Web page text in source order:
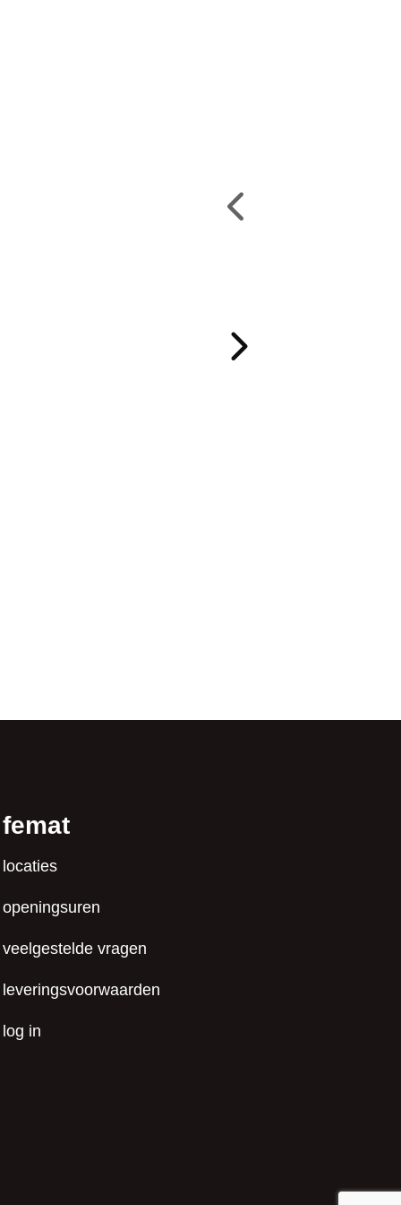
femat
locaties
openingsuren
veelgestelde vragen
leveringsvoorwaarden
log in